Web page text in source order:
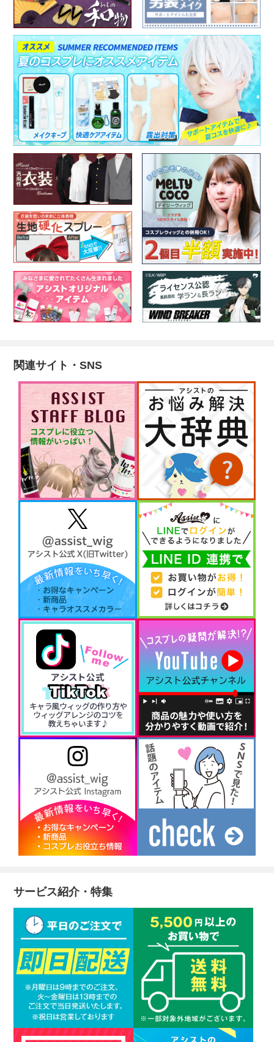
関連サイト・SNS
サービス紹介・特集